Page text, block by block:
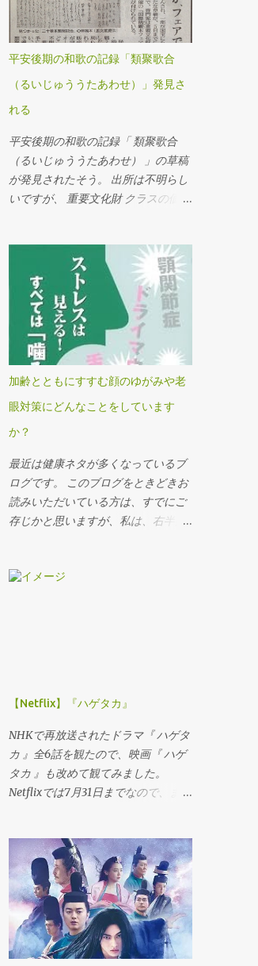
保障費の会社負担軽減へとつながり
ます。 ドイツのハードディスカウン
す。 従業員をマニュアルで縛り、従
業員同士を高度に組織化していま
す。しかし、その内容は、日本のコ
乖離があるわけではありません。 ル
ーマニアの養豚場は、米国資本です
ので、ディスカウントというより
は、ローコストを求めてルーマニア
トのテーマからすると、すこしずれ
ているかな、と感じます。 フランス
をはじめとするヨーロッパ各国は、
長い不況に苦しんでいます。 その中
で活況を呈するディスカウンター達
を取りあげ、彼らの利益の源泉が何
か、それは不当なものではないの
か、といった社会主義的な視点で番
組を構成しています。 日本では当た
り前のことが、ヨーロッパ、とくに
由のひとつに、歴史に裏打ちされた
国民性があると思います。 これは、
レストランの予約システムをインタ
ーナショナルに展開している オープ
んにお話を聞いたときのことです。
験をお持ちで、なるほどな、とその
ターの目指すところは、徹底した効
率化です。 それが、フランス人にと
って違和感がある、というだけのこ
となのかもしれません。...
れ、何度か仕事もご一緒させていた
だきました。 当時も、そして現在も
彼らのアイデアのすばらしさには一
目置いていたのですが、今回はポイ
ントを使ったネット上のイベントを
行うというので、取材させていただ
は日経産業新聞をお読みください。
平安後期の和歌の記録「類聚歌合
（るいじゅううたあわせ）」発見さ
れる
平安後期の和歌の記録「 類聚歌合
（るいじゅううたあわせ） 」の草稿
が発見されたそう。 出所は不明らし
いですが、 重要文化財 クラスの価値
です。 さて、「類聚歌合」です。 e
国宝という、国立文化財機構の4つの
国立博物館 （東京国立博物館、京都
国立博物館、 奈良国立博物館、九州
国立博物館）が 所蔵する国宝・重要
文化財の高精細画像を、多言語（日
本語、英語、フランス語、中国語、
韓国語）による解説とともに観られ
る、というサイトがあります。
http://www.emuseum.jp/ これによる
集で「二十巻本歌合」とも呼ばれ
る。 藤原頼道が歌合文献の集成を企
画し、46度の歌合を収めた「十巻本
歌合」が編纂されたが、これは完成
が、この「二十巻本歌合」である。
り、平安時代後期の書風を伝える重
要な作品である。 という、大変貴重
なものらしいです。 平安貴族という
と和歌。 アニメ「 おじゃる丸 」で
はよく出てきますし、大河ドラマ「
れ、ちょっと驚いた記憶がありま
す。 ちなみに、歌合というのは、 和
歌の作者が左右に分れて出題された
歌題を歌に詠み，これを合せ比べて
優劣を競う文学遊戯。左右にはそれ
ぞれの味方である方人 (かとうど) が
つく。進行係は読師 (とくし) ，読上
加齢とともにすすむ顔のゆがみや老
眼対策にどんなことをしています
か？
最近は健康ネタが多くなっているブ
ログです。 このブログをときどきお
読みいただいている方は、すでにご
存じかと思いますが、私は、右半身
痛み、右足ふくらはぎの冷え、など
めになります。 右半身にトラブルを
抱えている私の場合、顔の右側が下
がってくるのです。 それも年々ひど
くなるばかりだったのですが、2015
年の2月にKatsuyoさんと出会ったこ
【Netflix】『ハゲタカ』
NHKで再放送されたドラマ『 ハゲタ
カ 』全6話を観たので、映画『 ハゲ
タカ 』も改めて観てみました。
Netflixでは7月31日までなので、まだ